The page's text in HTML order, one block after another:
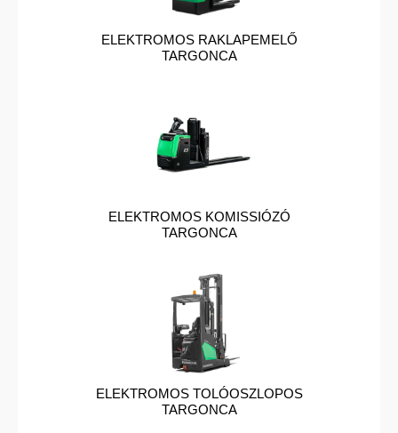
ELEKTROMOS RAKLAPEMELŐ
TARGONCA
ELEKTROMOS KOMISSIÓZÓ
TARGONCA
ELEKTROMOS TOLÓOSZLOPOS
TARGONCA